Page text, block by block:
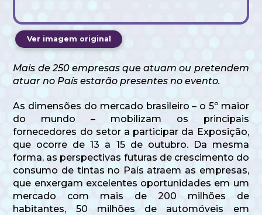
Ver imagem original
Mais de 250 empresas que atuam ou pretendem
atuar no País estarão presentes no evento.
As dimensões do mercado brasileiro – o 5º maior
do mundo – mobilizam os principais
fornecedores do setor a participar da Exposição,
que ocorre de 13 a 15 de outubro. Da mesma
forma, as perspectivas futuras de crescimento do
consumo de tintas no País atraem as empresas,
que enxergam excelentes oportunidades em um
mercado com mais de 200 milhões de
habitantes, 50 milhões de automóveis em